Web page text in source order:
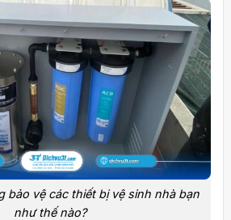
bảo vệ các thiết bị vệ sinh nhà bạn
như thế nào?